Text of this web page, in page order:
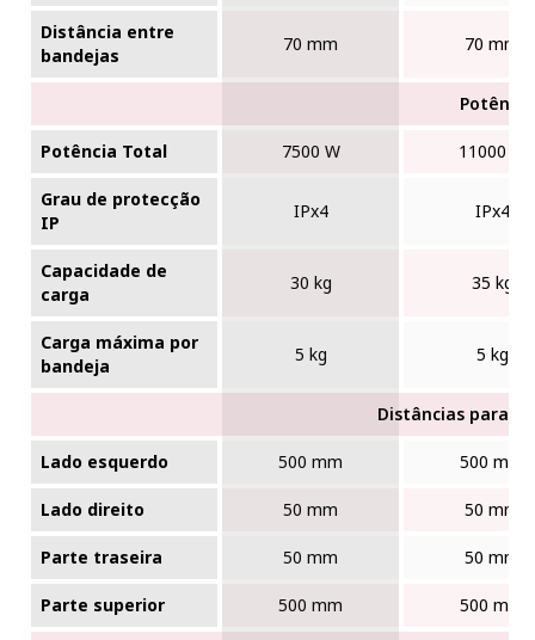
Distância entre
bandejas
70 mm 70 mm
Potência
Potência Total 7500 W 11000 W
Grau de protecção
IP
IPx4 IPx4
Capacidade de
carga
30 kg 35 kg
Carga máxima por
bandeja
5 kg 5 kg
Distâncias para a
Lado esquerdo 500 mm 500 mm
Lado direito 50 mm 50 mm
Parte traseira 50 mm 50 mm
Parte superior 500 mm 500 mm